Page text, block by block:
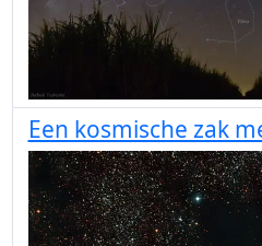
Een kosmische zak